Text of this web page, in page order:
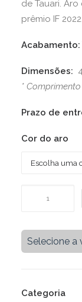
de Tauari.
prêmio IF 2022.
Acabamento:
Dimensões:
*
Prazo de
Cor do aro
Tauari
quantidade
Selecione a
Categoria